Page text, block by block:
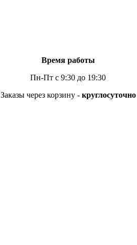
Время работы
Пн-Пт с 9:30 до 19:30
Заказы через корзину - круглосуточно